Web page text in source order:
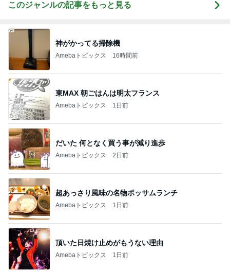
このジャンルの記事をもっと見る
神がかってる掃除機
Amebaトピックス 16時間前
東MAX 朝ごはんは明太フランス
Amebaトピックス 1日前
だいた 何となく買う事が減り進歩
Amebaトピックス 2日前
超あっさり風味の名物ポッサムランチ
Amebaトピックス 1日前
頂いた日焼け止めがもうない理由
Amebaトピックス 1日前